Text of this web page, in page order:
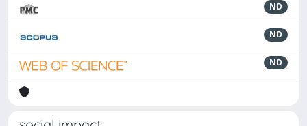
ND
ND
ND